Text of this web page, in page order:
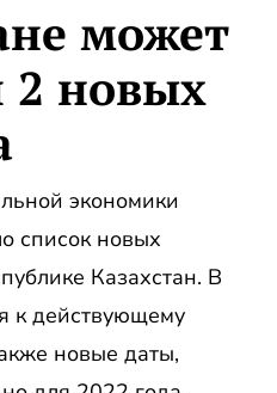
может
2 новых
экономики
список новых
Казахстан. В
к действующему
новые даты,